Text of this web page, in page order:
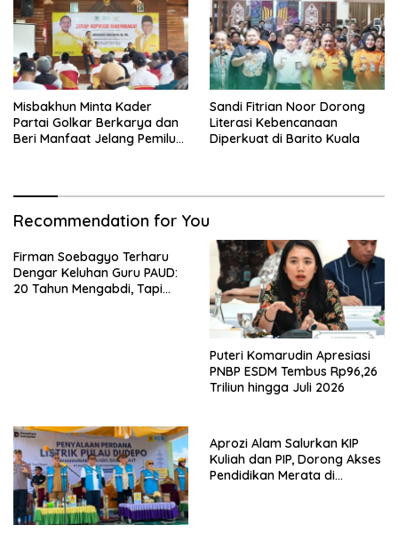
Misbakhun Minta Kader
Partai Golkar Berkarya dan
Beri Manfaat Jelang Pemilu
Sandi Fitrian Noor Dorong
Literasi Kebencanaan
Diperkuat di Barito Kuala
Recommendation for You
Firman Soebagyo Terharu
Dengar Keluhan Guru PAUD:
20 Tahun Mengabdi, Tapi
Puteri Komarudin Apresiasi
PNBP ESDM Tembus Rp96,26
Triliun hingga Juli 2026
Aprozi Alam Salurkan KIP
Kuliah dan PIP, Dorong Akses
Pendidikan Merata di